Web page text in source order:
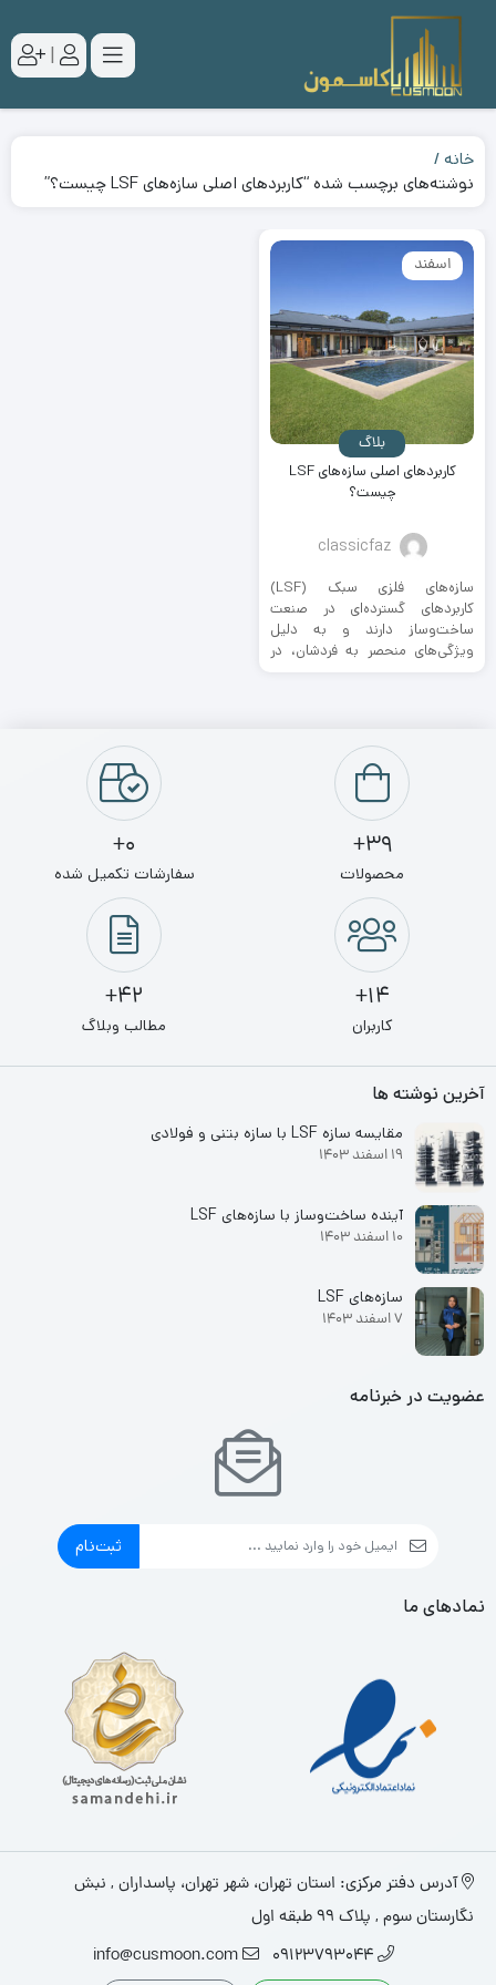
|
خانه
نوشته‌های برچسب شده “کاربردهای اصلی سازه‌های LSF چیست؟”
بلاگ
اسفند
کاربردهای اصلی سازه‌های LSF
چیست؟
classicfaz
سازه‌های فلزی سبک (LSF)
کاربردهای گسترده‌ای در صنعت
ساخت‌وساز دارند و به دلیل
ویژگی‌های منحصر به فردشان، در
39+
محصولات
0+
سفارشات تکمیل شده
14+
کاربران
42+
مطالب وبلاگ
آخرین نوشته ها
مقایسه سازه LSF با سازه بتنی و فولادی
19 اسفند 1403
آینده ساخت‌وساز با سازه‌های LSF
10 اسفند 1403
سازه‌های LSF
7 اسفند 1403
عضویت در خبرنامه
ثبت‌نام
نمادهای ما
آدرس دفتر مرکزی: استان تهران، شهر تهران، پاسداران , نبش
نگارستان سوم , پلاک ۹۹ طبقه اول
09123793044
info@cusmoon.com